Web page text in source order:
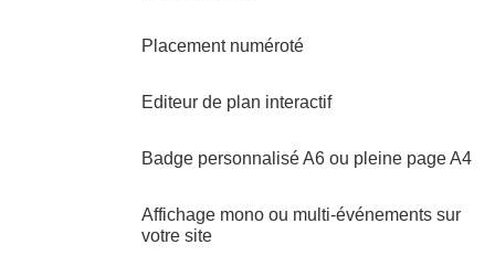
Placement numéroté
Editeur de plan interactif
Badge personnalisé A6 ou pleine page A4
Affichage mono ou multi-événements sur
votre site